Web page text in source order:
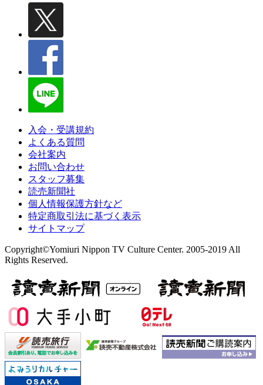
入会・受講規約
よくある質問
会社案内
お問い合わせ
スタッフ募集
読売新聞社
個人情報保護方針など
特定商取引法に基づく表示
サイトマップ
Copyright©Yomiuri Nippon TV Culture Center. 2005-2019 All
Rights Reserved.